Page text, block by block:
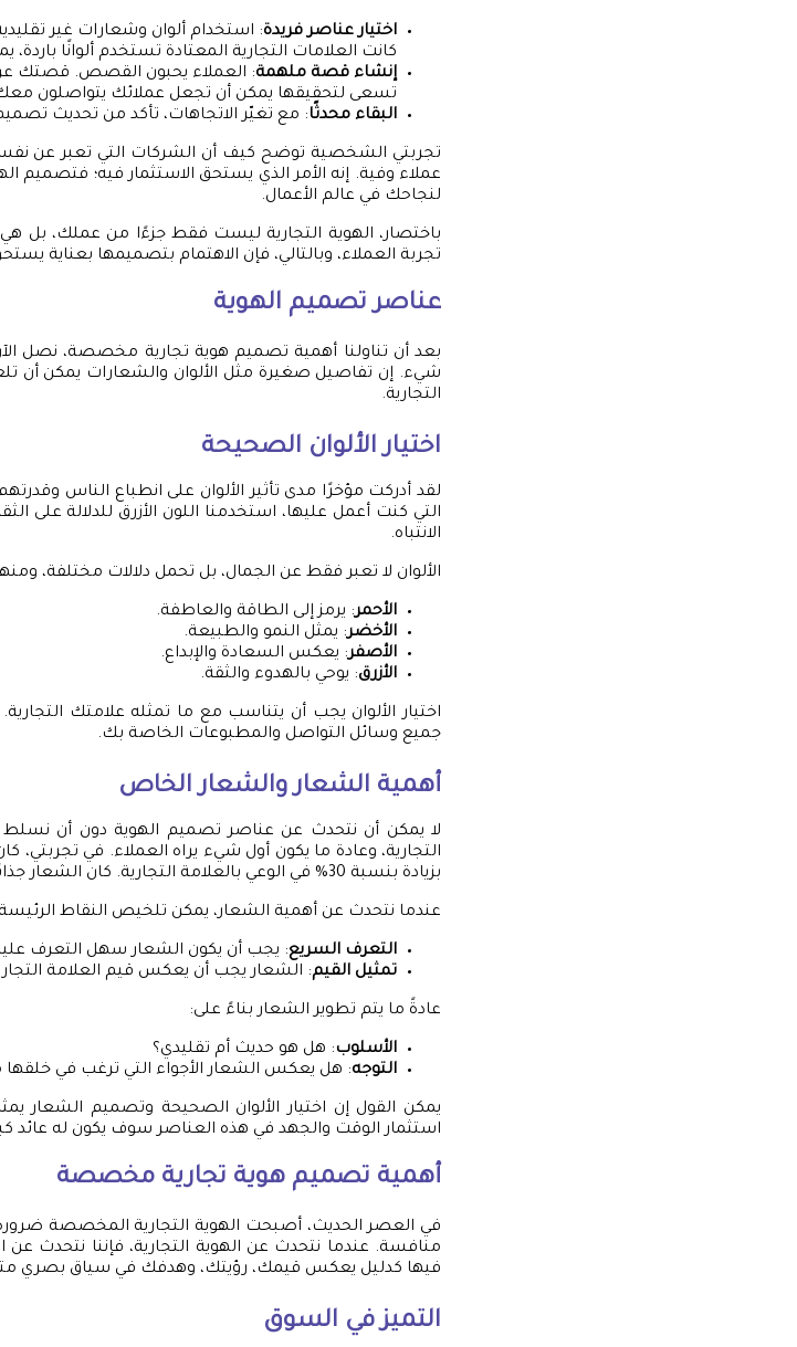
اختيار عناصر فريدة: استخدام ألوان وشعارات غير
كانت العلامات التجارية المعتادة تستخدم ألوانًا باردة،
إنشاء قصة ملهمة: العملاء يحبون القصص. قصتك عن
تسعى لتحقيقها يمكن أن تجعل عملائك يتواصلون
البقاء محدثًا: مع تغيّر الاتجاهات، تأكد من تحديث
تجربتي الشخصية توضح كيف أن الشركات التي تعبر عن
عملاء وفية. إنه الأمر الذي يستحق الاستثمار فيه؛ فتصميم
لنجاحك في عالم الأعمال.
باختصار، الهوية التجارية ليست فقط جزءًا من عملك،
تجربة العملاء، وبالتالي، فإن الاهتمام بتصميمها بعناية
عناصر تصميم الهوية
بعد أن تناولنا أهمية تصميم هوية تجارية مخصصة، نصل
شيء. إن تفاصيل صغيرة مثل الألوان والشعارات يمكن أن
التجارية.
اختيار الألوان الصحيحة
لقد أدركت مؤخرًا مدى تأثير الألوان على انطباع الناس
التي كنت أعمل عليها، استخدمنا اللون الأزرق للدلالة على
الانتباه.
الألوان لا تعبر فقط عن الجمال، بل تحمل دلالات مختلفة،
الأحمر: يرمز إلى الطاقة والعاطفة.
الأخضر: يمثل النمو والطبيعة.
الأصفر: يعكس السعادة والإبداع.
الأزرق: يوحي بالهدوء والثقة.
اختيار الألوان يجب أن يتناسب مع ما تمثله علامتك
جميع وسائل التواصل والمطبوعات الخاصة بك.
أهمية الشعار والشعار الخاص
لا يمكن أن نتحدث عن عناصر تصميم الهوية دون أن نسلط
التجارية، وعادة ما يكون أول شيء يراه العملاء. في تجربتي،
بزيادة بنسبة 30% في الوعي بالعلامة التجارية. كان الشعار جذابًا، واضحًا، ويمثل رؤى العلامة التجارية بوضوح.
عندما نتحدث عن أهمية الشعار، يمكن تلخيص النقاط
التعرف السريع: يجب أن يكون الشعار سهل التعرف عليه.
تمثيل القيم: الشعار يجب أن يعكس قيم العلامة
عادةً ما يتم تطوير الشعار بناءً على:
الأسلوب: هل هو حديث أم تقليدي؟
التوجه: هل يعكس الشعار الأجواء التي ترغب في خلقها
يمكن القول إن اختيار الألوان الصحيحة وتصميم الشعار
استثمار الوقت والجهد في هذه العناصر سوف يكون له عائد
أهمية تصميم هوية تجارية مخصصة
في العصر الحديث، أصبحت الهوية التجارية المخصصة
منافسة. عندما نتحدث عن الهوية التجارية، فإننا نتحدث
فيها كدليل يعكس قيمك، رؤيتك، وهدفك في سياق بصري
التميز في السوق